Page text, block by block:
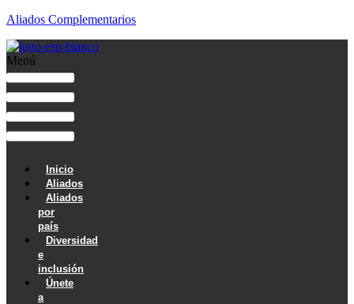
Aliados Complementarios
Menú
Inicio
Aliados
Aliados
por
país
Diversidad
e
inclusión
Únete
a